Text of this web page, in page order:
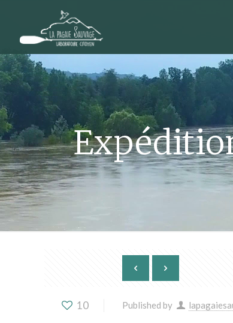
10 Published by